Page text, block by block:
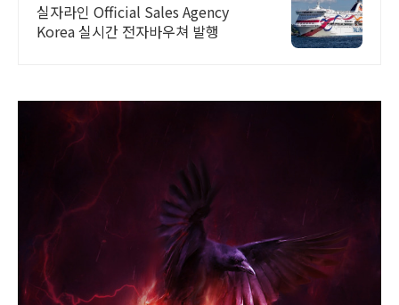
실자라인 Official Sales Agency
Korea 실시간 전자바우쳐 발행